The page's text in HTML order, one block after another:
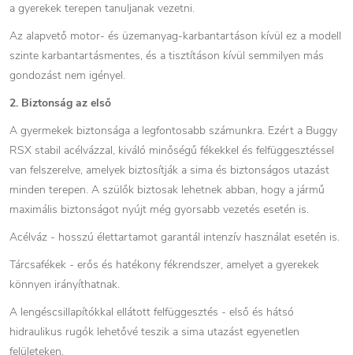
a gyerekek terepen tanuljanak vezetni.
Az alapvető motor- és üzemanyag-karbantartáson kívül ez a modell
szinte karbantartásmentes, és a tisztításon kívül semmilyen más
gondozást nem igényel.
2. Biztonság az első
A gyermekek biztonsága a legfontosabb számunkra. Ezért a Buggy
RSX stabil acélvázzal, kiváló minőségű fékekkel és felfüggesztéssel
van felszerelve, amelyek biztosítják a sima és biztonságos utazást
minden terepen. A szülők biztosak lehetnek abban, hogy a jármű
maximális biztonságot nyújt még gyorsabb vezetés esetén is.
Acélváz - hosszú élettartamot garantál intenzív használat esetén is.
Tárcsafékek - erős és hatékony fékrendszer, amelyet a gyerekek
könnyen irányíthatnak.
A lengéscsillapítókkal ellátott felfüggesztés - első és hátsó
hidraulikus rugók lehetővé teszik a sima utazást egyenetlen
felületeken.